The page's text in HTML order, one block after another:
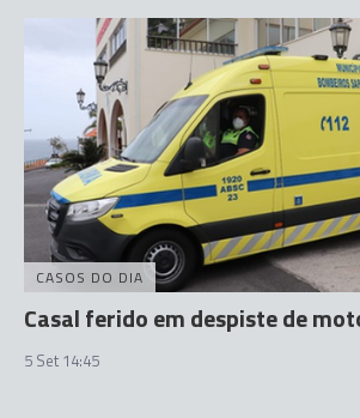
CASOS DO DIA
Casal ferido em despiste de
5 Set 14:45